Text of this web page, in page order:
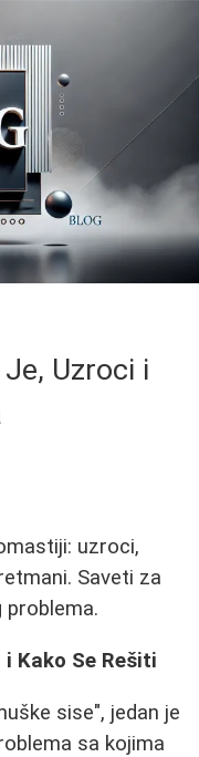
Uzroci i
uzroci,
Saveti za
Kako Se Rešiti
sise", jedan je
sa kojima